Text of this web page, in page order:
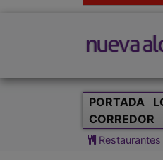
PORTADA
CORREDOR
Restaurantes